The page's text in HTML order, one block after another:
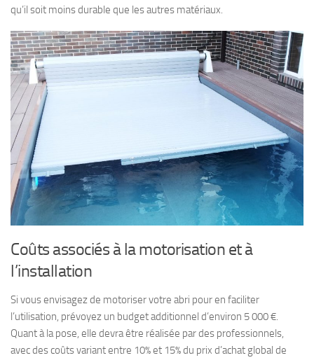
qu’il soit moins durable que les autres matériaux.
Coûts associés à la motorisation et à
l’installation
Si vous envisagez de motoriser votre abri pour en faciliter
l’utilisation, prévoyez un budget additionnel d’environ 5 000 €.
Quant à la pose, elle devra être réalisée par des professionnels,
avec des coûts variant entre 10% et 15% du prix d’achat global de